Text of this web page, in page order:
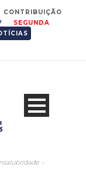
CONTRIBUIÇÃO
SEGUNDA
–